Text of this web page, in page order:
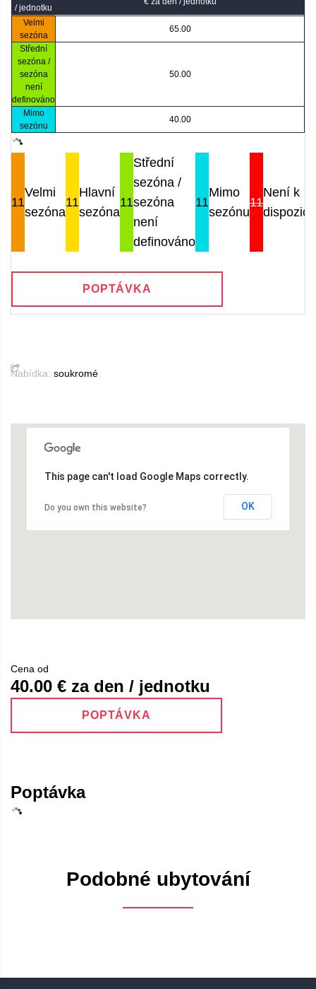
/ jednotku
Velmi
sezóna
65.00
Střední
sezóna /
sezóna
není
definováno
50.00
Mimo
sezónu
40.00
11
Velmi
sezóna
11
Hlavní
sezóna
11
Střední
sezóna /
sezóna
není
definováno
11
Mimo
sezónu
11
Není k
dispozici
POPTÁVKA
Nabídka: soukromé
This page can't load Google Maps correctly.
Do you own this website? OK
Cena od
40.00 € za den / jednotku
POPTÁVKA
Poptávka
Podobné ubytování